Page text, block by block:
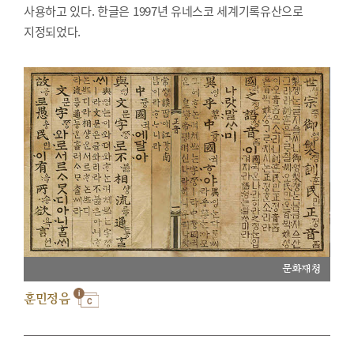
사용하고 있다. 한글은 1997년 유네스코 세계기록유산으로
지정되었다.
문화재청
훈민정음